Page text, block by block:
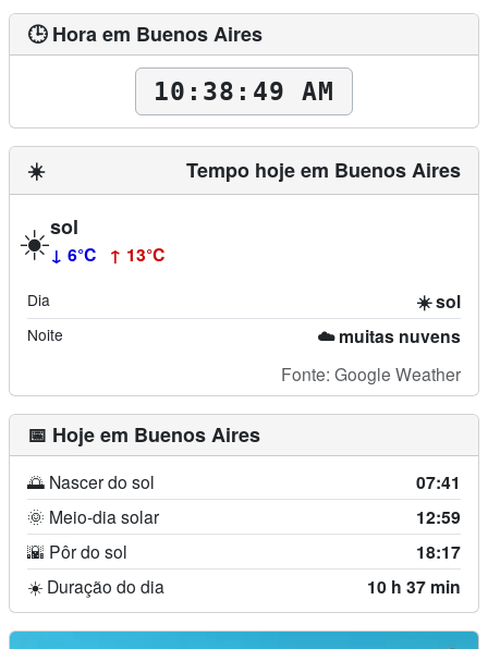
🕒 Hora em Buenos Aires
10:38:51 AM
☀️ Tempo hoje em Buenos Aires
☀️sol
↓ 6°C ↑ 13°C
Dia ☀️ sol
Noite ☁️ muitas nuvens
Fonte: Google Weather
📅 Hoje em Buenos Aires
🌅 Nascer do sol 07:41
🌞 Meio-dia solar 12:59
🌇 Pôr do sol 18:17
☀️ Duração do dia 10 h 37 min